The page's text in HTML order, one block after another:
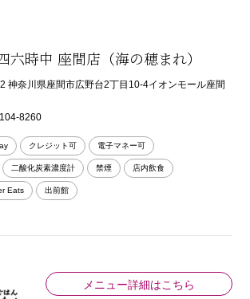
六時中 座間店（海の穂まれ）
神奈川県座間市広野台2丁目10-4イオンモール座間
8260
クレジット可 電子マネー可
二酸化炭素濃度計 禁煙 店内飲食
Eats 出前館
メニュー詳細はこちら